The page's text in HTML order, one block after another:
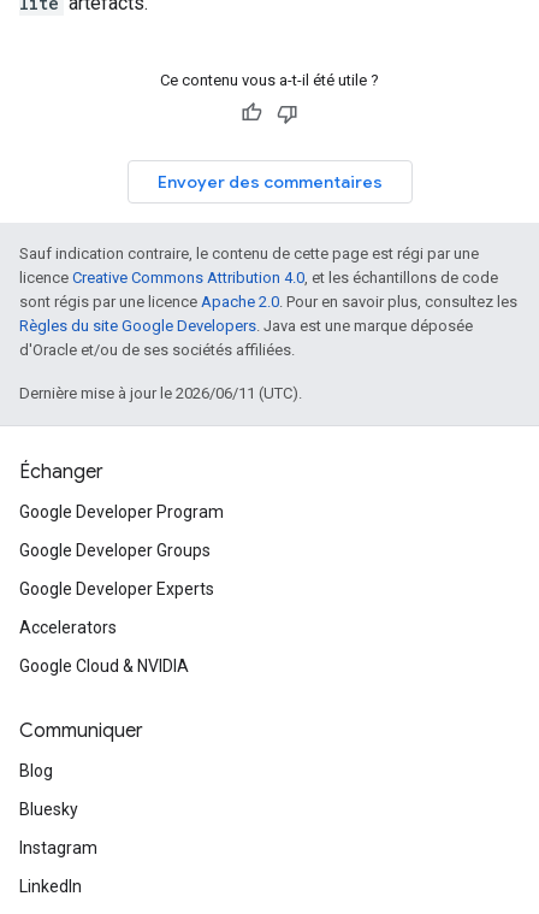
Ce contenu vous a-t-il été utile ?
Envoyer des commentaires
Sauf indication contraire, le contenu de cette page est régi par une
licence Creative Commons Attribution 4.0, et les échantillons de code
sont régis par une licence Apache 2.0. Pour en savoir plus, consultez les
Règles du site Google Developers. Java est une marque déposée
d'Oracle et/ou de ses sociétés affiliées.
Dernière mise à jour le 2026/06/11 (UTC).
Échanger
Google Developer Program
Google Developer Groups
Google Developer Experts
Accelerators
Google Cloud & NVIDIA
Communiquer
Blog
Bluesky
Instagram
LinkedIn